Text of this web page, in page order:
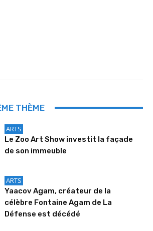
THÈME
ARTS
Le Zoo Art Show investit la façade
de son immeuble
ARTS
Yaacov Agam, créateur de la
célèbre Fontaine Agam de La
Défense est décédé